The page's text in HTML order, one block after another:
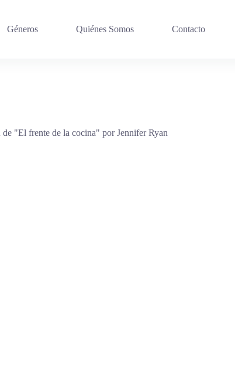
Géneros Quiénes Somos Contacto